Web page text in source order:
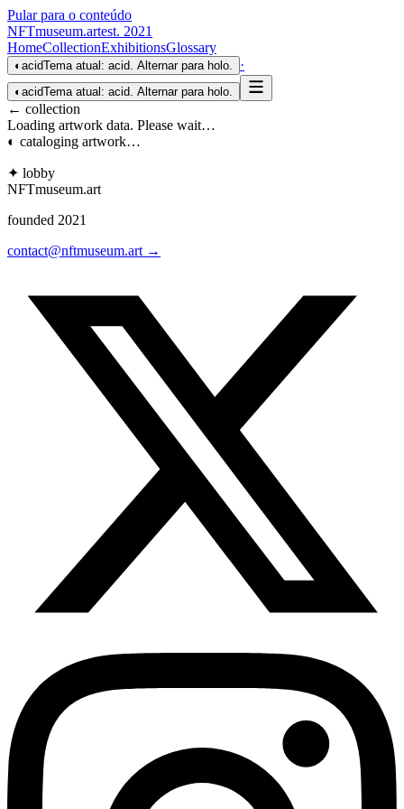
Pular para o conteúdo
NFTmuseum.artest. 2021
HomeCollectionExhibitionsGlossary
◐ acidTema atual: acid. Alternar para holo. ·
◐ acidTema atual: acid. Alternar para holo.
← collection
Loading artwork data. Please wait…
◐ cataloging artwork…
✦ lobby
NFTmuseum.art
founded 2021
contact@nftmuseum.art →